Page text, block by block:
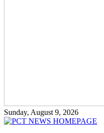
Sunday, August 9, 2026